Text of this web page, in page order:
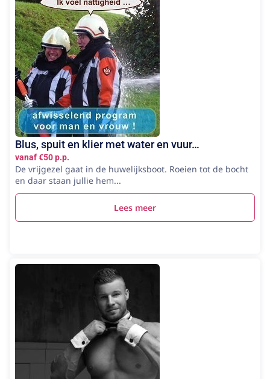
Blus, spuit en klier met water en vuur…
vanaf €50 p.p.
De vrijgezel gaat in de huwelijksboot. Roeien tot de bocht
en daar staan jullie hem...
Lees meer